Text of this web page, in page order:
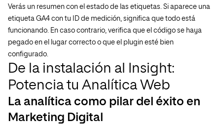
Verás un resumen con el estado de las etiquetas. Si aparece una
etiqueta GA4 con tu ID de medición, significa que todo está
funcionando. En caso contrario, verifica que el código se haya
pegado en el lugar correcto o que el plugin esté bien
configurado.
De la instalación al Insight:
Potencia tu Analítica Web
La analítica como pilar del éxito en
Marketing Digital